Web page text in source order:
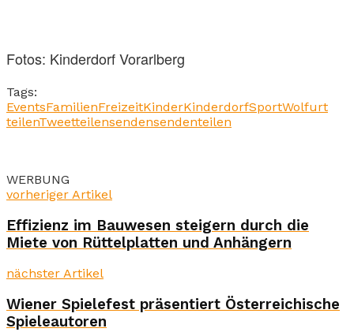
Fotos: Kinderdorf Vorarlberg
Tags:
EventsFamilienFreizeitKinderKinderdorfSportWolfurt
teilenTweetteilensendensendenteilen
WERBUNG
vorheriger Artikel
Effizienz im Bauwesen steigern durch die
Miete von Rüttelplatten und Anhängern
nächster Artikel
Wiener Spielefest präsentiert Österreichische
Spieleautoren